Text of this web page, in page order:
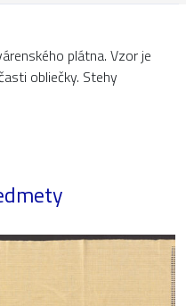
plátna. Vzor je
obliečky. Stehy